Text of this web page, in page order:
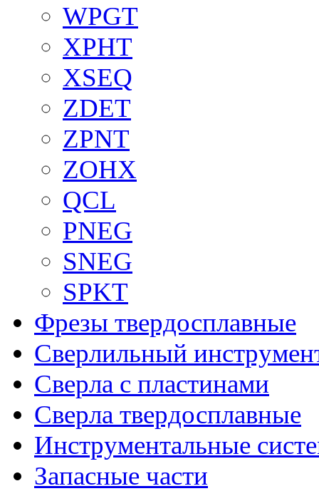
WPGT
XPHT
XSEQ
ZDET
ZPNT
ZOHX
QCL
PNEG
SNEG
SPKT
Фрезы твердосплавные
Сверлильный
Сверла с пластинами
Сверла твердосплавные
Инструментальные
Запасные части